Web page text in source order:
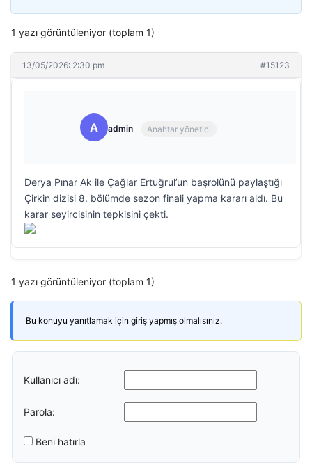
1 yazı görüntüleniyor (toplam 1)
13/05/2026: 2:30 pm #15123
A admin Anahtar yönetici
Derya Pınar Ak ile Çağlar Ertuğrul’un başrolünü paylaştığı
Çirkin dizisi 8. bölümde sezon finali yapma kararı aldı. Bu
karar seyircisinin tepkisini çekti.
1 yazı görüntüleniyor (toplam 1)
Bu konuyu yanıtlamak için giriş yapmış olmalısınız.
Kullanıcı adı:
Parola:
Beni hatırla